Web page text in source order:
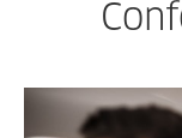
Termes et Conditions